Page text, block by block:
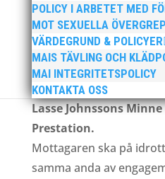
POLICY I ARBETET MED
MOT SEXUELLA
VÄRDEGRUND & POLICYER
MAIS TÄVLING OCH
MAI INTEGRITETSPOLICY
KONTAKTA OSS
Efter Lasses bortgång
fond inrättas i Lasses
Fondens avkastning
tilldelas den som MAI:s
mottagare av
Lasse Johnssons
Prestation.
Mottagaren ska på
samma anda av